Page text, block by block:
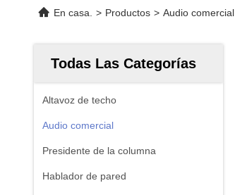
En casa. > Productos > Audio comercial
Todas Las Categorías
Altavoz de techo
Audio comercial
Presidente de la columna
Hablador de pared